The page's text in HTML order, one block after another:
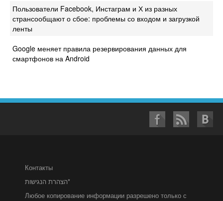
Пользователи Facebook, Инстаграм и Х из разных
странсообщают о сбое: проблемы со входом и загрузкой
ленты
Google меняет правила резервирования данных для
смартфонов на Android
Контакты
הצהרת הנגישות*
Любое копирование информации разрешено только с